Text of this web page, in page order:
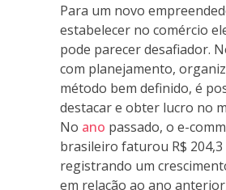
Para um novo
estabelecer no comércio
pode parecer desafiador.
com planejamento,
método bem definido, é
destacar e obter lucro no
No ano passado, o e-
brasileiro faturou R$
registrando um
em relação ao ano